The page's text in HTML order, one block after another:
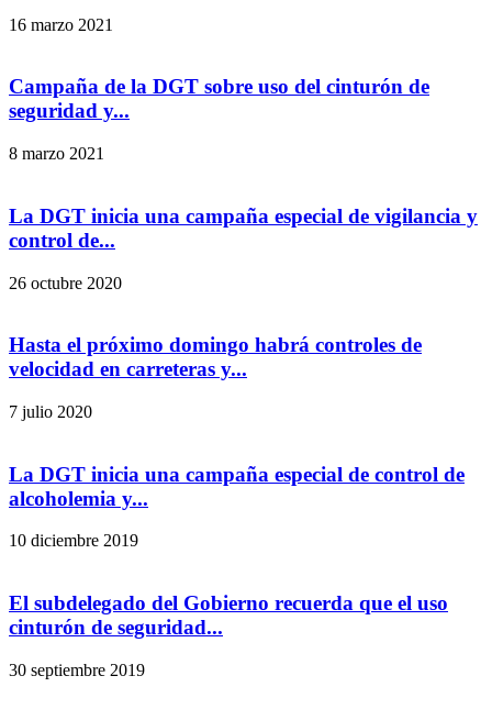
16 marzo 2021
Campaña de la DGT sobre uso del cinturón de
seguridad y...
8 marzo 2021
La DGT inicia una campaña especial de vigilancia y
control de...
26 octubre 2020
Hasta el próximo domingo habrá controles de
velocidad en carreteras y...
7 julio 2020
La DGT inicia una campaña especial de control de
alcoholemia y...
10 diciembre 2019
El subdelegado del Gobierno recuerda que el uso
cinturón de seguridad...
30 septiembre 2019